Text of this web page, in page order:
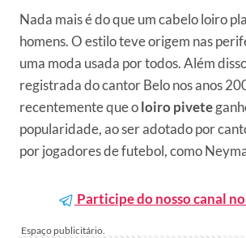
Nada mais é do que um cabelo loiro
homens. O estilo teve origem nas
uma moda usada por todos. Além
registrada do cantor Belo nos anos
recentemente que oloiro pivete
popularidade, ao ser adotado por
por jogadores de futebol, como
Participe do nosso canal